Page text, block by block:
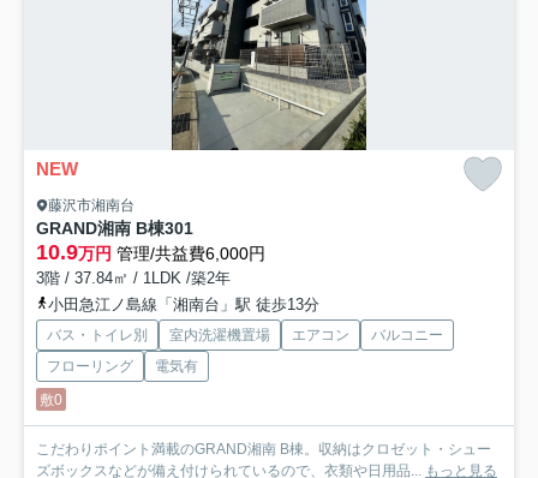
NEW
藤沢市湘南台
GRAND湘南 B棟301
10.9万円 管理/共益費6,000円
3階 / 37.84㎡ / 1LDK /築2年
小田急江ノ島線「湘南台」駅 徒歩13分
バス・トイレ別 室内洗濯機置場 エアコン
バルコニー
フローリング
電気有
敷0
こだわりポイント満載のGRAND湘南 B棟。収納はクロゼット・シュー
ズボックスなどが備え付けられているので、衣類や日用品... もっと見る